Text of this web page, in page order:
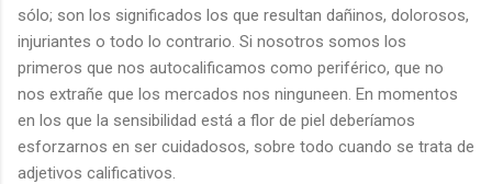
sólo; son los significados los que resultan dañinos, dolorosos,
injuriantes o todo lo contrario. Si nosotros somos los
primeros que nos autocalificamos como periférico, que no
nos extrañe que los mercados nos ninguneen. En momentos
en los que la sensibilidad está a flor de piel deberíamos
esforzarnos en ser cuidadosos, sobre todo cuando se trata de
adjetivos calificativos.